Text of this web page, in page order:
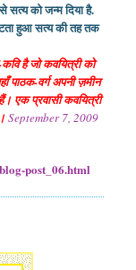
सत्य को जन्म दिया है.
हुआ सत्य की तह तक
है जो कवयित्री को
वर्ग अपनी ज़मीन
एक प्रवासी कवयित्री
September 7, 2009
post_06.html